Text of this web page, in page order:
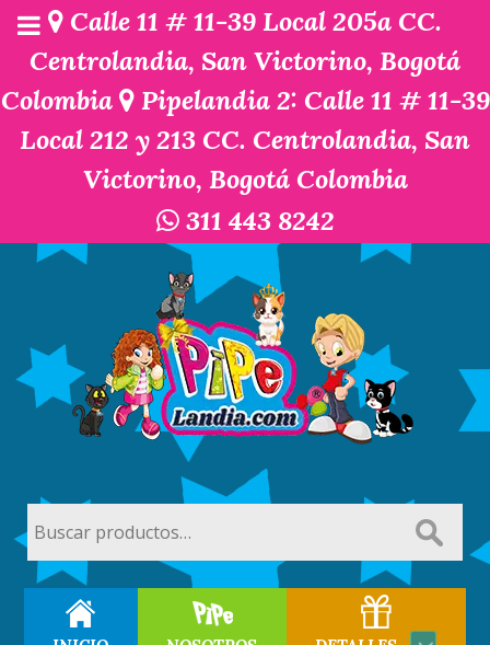
Calle 11 # 11-39 Local 205a CC.
Centrolandia, San Victorino, Bogotá
Colombia
Pipelandia 2: Calle 11 # 11-39
Local 212 y 213 CC. Centrolandia, San
Victorino, Bogotá Colombia
311 443 8242
por: